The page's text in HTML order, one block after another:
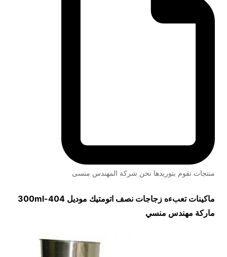
منتجات نقوم بتوريدها نحن شركة المهندس منسى
ماكينات تعبءه زجاجات نصف اتومتيك موديل
ماركة مهندس منسي